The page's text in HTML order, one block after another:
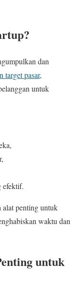
dan
target pasar,
untuk
efektif.
alat penting untuk
waktu dan
untuk